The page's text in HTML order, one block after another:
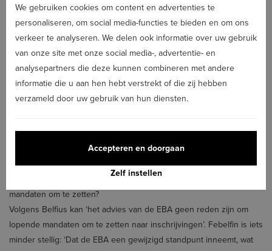
Valéry Halloy, de woordvoerder van BNP Paribas Fortis: ‘We doen
zo’n omzetting als we het vertrouwen in de klant hebben verloren,
bijvoorbeeld door betalingsincidenten of de niet-naleving van
contractuele verplichtingen.’
Febelfin onderstreept dat geen sprake mag zijn van
rechtsmisbruik. ‘De bank moet een gegronde reden hebben. Een
foutieve omzetting kan achteraf worden gesanctioneerd door de
Zet de bank haar mandaat om naar een hypotheek, dan betaalt de
Kunnen banken het Europese standpunt aangrijpen om lopende
mandaten om te zetten?
Volgens Belfius kan ‘het advies van de EBA geen reden zijn om
lopende mandaten om te zetten naar inschrijvingen’. Febelfin is iets
minder stellig: ‘Dat de EBA een gewijzigd standpunt inneemt, wat
We gebruiken cookies om content en advertenties te
personaliseren, om social media-functies te bieden en om ons
verkeer te analyseren. We delen ook informatie over uw gebruik
van onze site met onze social media-, advertentie- en
analysepartners die deze kunnen combineren met andere
informatie die u aan hen hebt verstrekt of die zij hebben
verzameld door uw gebruik van hun diensten.
Zelf instellen
Accepteren en doorgaan